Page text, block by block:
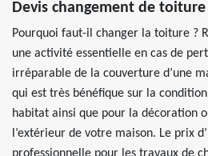
Devis changement de toiture
Pourquoi faut-il changer la toiture ?
une activité essentielle en cas de
irréparable de la couverture d’une
qui est très bénéfique sur la
habitat ainsi que pour la décoration
l’extérieur de votre maison. Le prix